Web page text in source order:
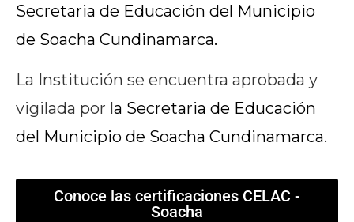
Secretaria de Educación del Municipio
de Soacha Cundinamarca.
La Institución se encuentra aprobada y
vigilada por la Secretaria de Educación
del Municipio de Soacha Cundinamarca.
Conoce las certificaciones CELAC -
Soacha